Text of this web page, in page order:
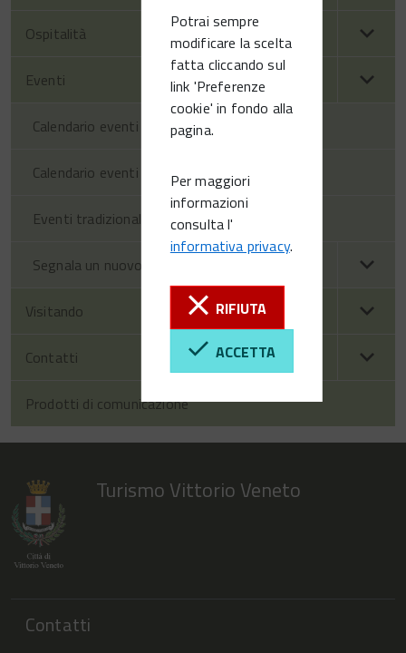
Potrai sempre
modificare la scelta
fatta cliccando sul
link 'Preferenze
cookie' in fondo alla
pagina.
Per maggiori
informazioni
consulta l'
informativa privacy.
RIFIUTA
ACCETTA
Ospitalità
Eventi
Calendario eventi territorio
Calendario eventi Vittorio Veneto
Eventi tradizionali
Segnala un nuovo evento
Visitando
Contatti
Prodotti di comunicazione
Turismo Vittorio Veneto
Contatti